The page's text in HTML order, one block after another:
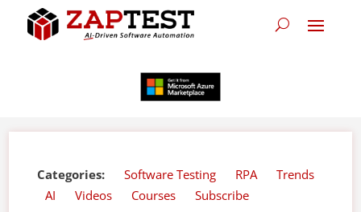
Categories: Software Testing RPA
Trends
AI
Videos Courses Subscribe